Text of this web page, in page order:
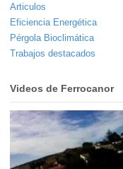
Articulos
Eficiencia Energética
Pérgola Bioclimática
Trabajos destacados
Videos de Ferrocanor